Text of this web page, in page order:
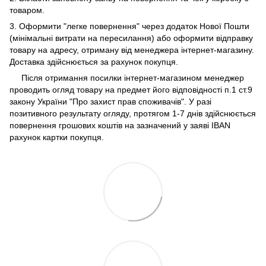
товаром.
3. Оформити "легке повернення" через додаток Нової Пошти
(мінімальні витрати на пересилання) або оформити відправку
товару на адресу, отриману від менеджера інтернет-магазину.
Доставка здійснюється за рахунок покупця.
Після отримання посилки інтернет-магазином менеджер
проводить огляд товару на предмет його відповідності п.1 ст.9
закону України "Про захист прав споживачів". У разі
позитивного результату огляду, протягом 1-7 днів здійснюється
повернення грошових коштів на зазначений у заяві IBAN
рахунок картки покупця.